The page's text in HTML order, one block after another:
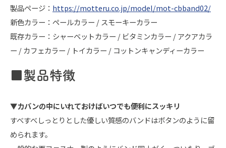
製品ページ： https://motteru.co.jp/model/mot-cbband02/
新色カラー：ペールカラー / スモーキーカラー
既存カラー：シャーベットカラー / ビタミンカラー / アクアカラ
ー / カフェカラー / トイカラー / コットンキャンディーカラー
■製品特徴
▼カバンの中にいれておけばいつでも便利にスッキリ
すべすべしっとりとした優しい質感のバンドはボタンのように留
められます。